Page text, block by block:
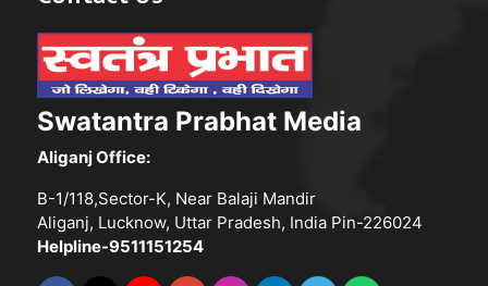
Swatantra Prabhat Media
Aliganj Office:
B-1/118,Sector-K, Near Balaji Mandir
Aliganj, Lucknow, Uttar Pradesh, India Pin-226024
Helpline-9511151254